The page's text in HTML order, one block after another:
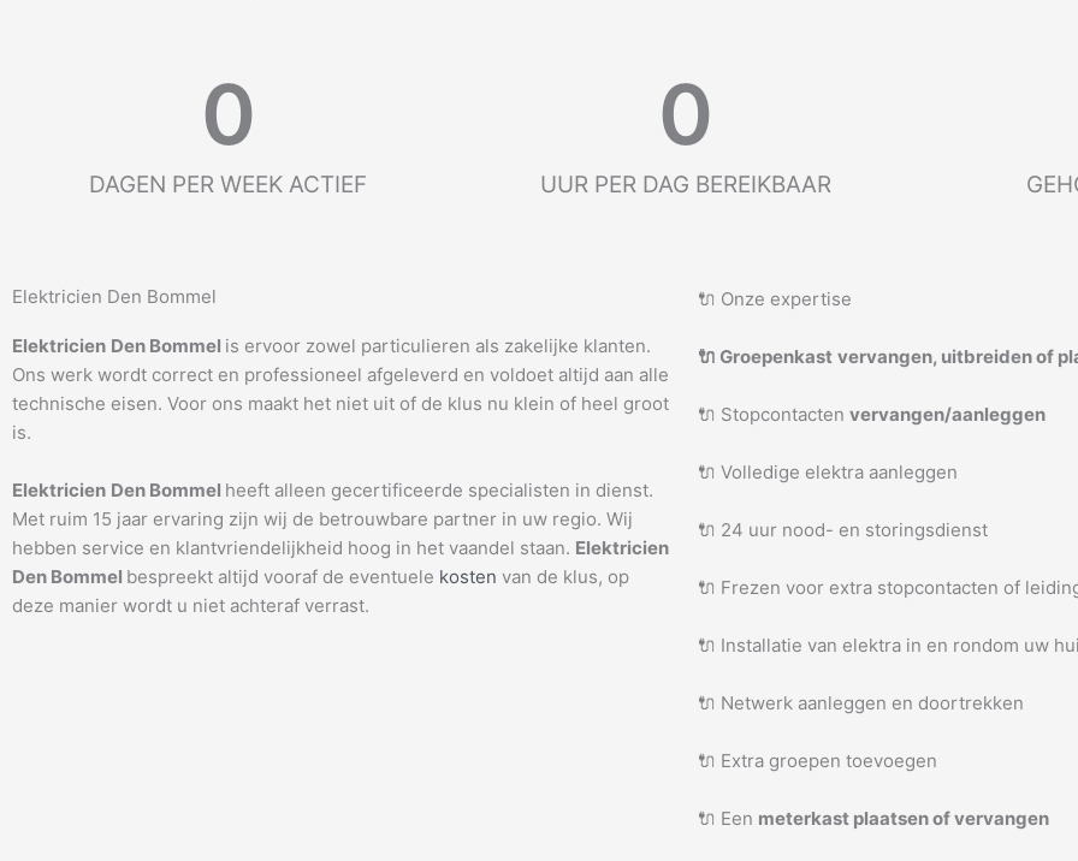
DAGEN PER WEEK ACTIEF
0
UUR PER DAG BEREIKBAAR
0
Elektricien Den Bommel
Elektricien Den Bommel is ervoor zowel particulieren als zakelijke klanten.
Ons werk wordt correct en professioneel afgeleverd en voldoet altijd aan alle
technische eisen. Voor ons maakt het niet uit of de klus nu klein of heel groot
is.
Elektricien Den Bommel heeft alleen gecertificeerde specialisten in dienst.
Met ruim 15 jaar ervaring zijn wij de betrouwbare partner in uw regio. Wij
hebben service en klantvriendelijkheid hoog in het vaandel staan. Elektricien
Den Bommel bespreekt altijd vooraf de eventuele kosten van de klus, op
deze manier wordt u niet achteraf verrast.
🔌 Onze expertise
🔌 Groepenkast vervangen, uitbreiden of
🔌 Stopcontacten vervangen/aanleggen
🔌 Volledige elektra aanleggen
🔌 24 uur nood- en storingsdienst
🔌 Frezen voor extra stopcontacten of
🔌 Installatie van elektra in en rondom uw
🔌 Netwerk aanleggen en doortrekken
🔌 Extra groepen toevoegen
🔌 Een meterkast plaatsen of vervangen